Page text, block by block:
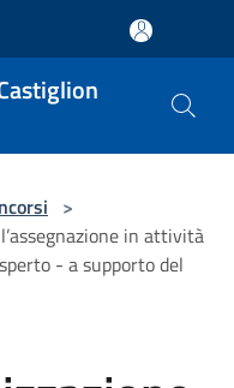
>
in attività
- a supporto del